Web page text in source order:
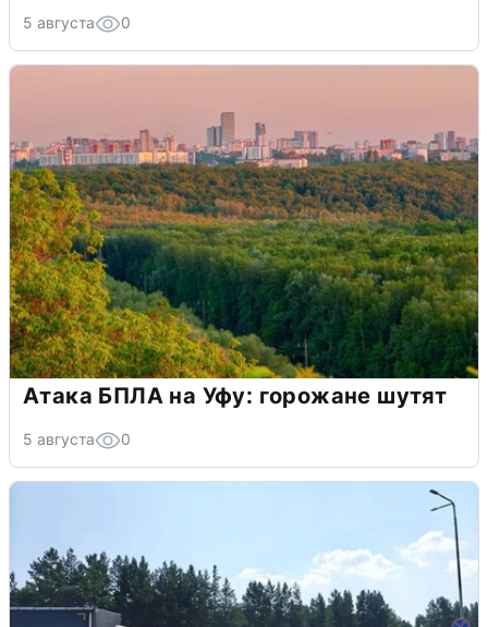
5 августа 0
Атака БПЛА на Уфу: горожане шутят
5 августа 0